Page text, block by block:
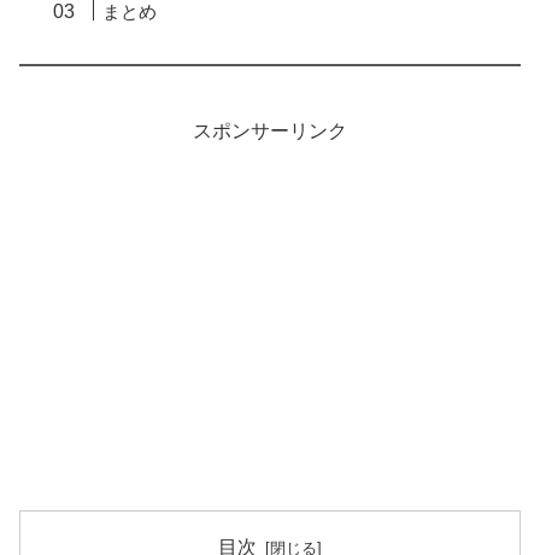
まとめ
スポンサーリンク
目次